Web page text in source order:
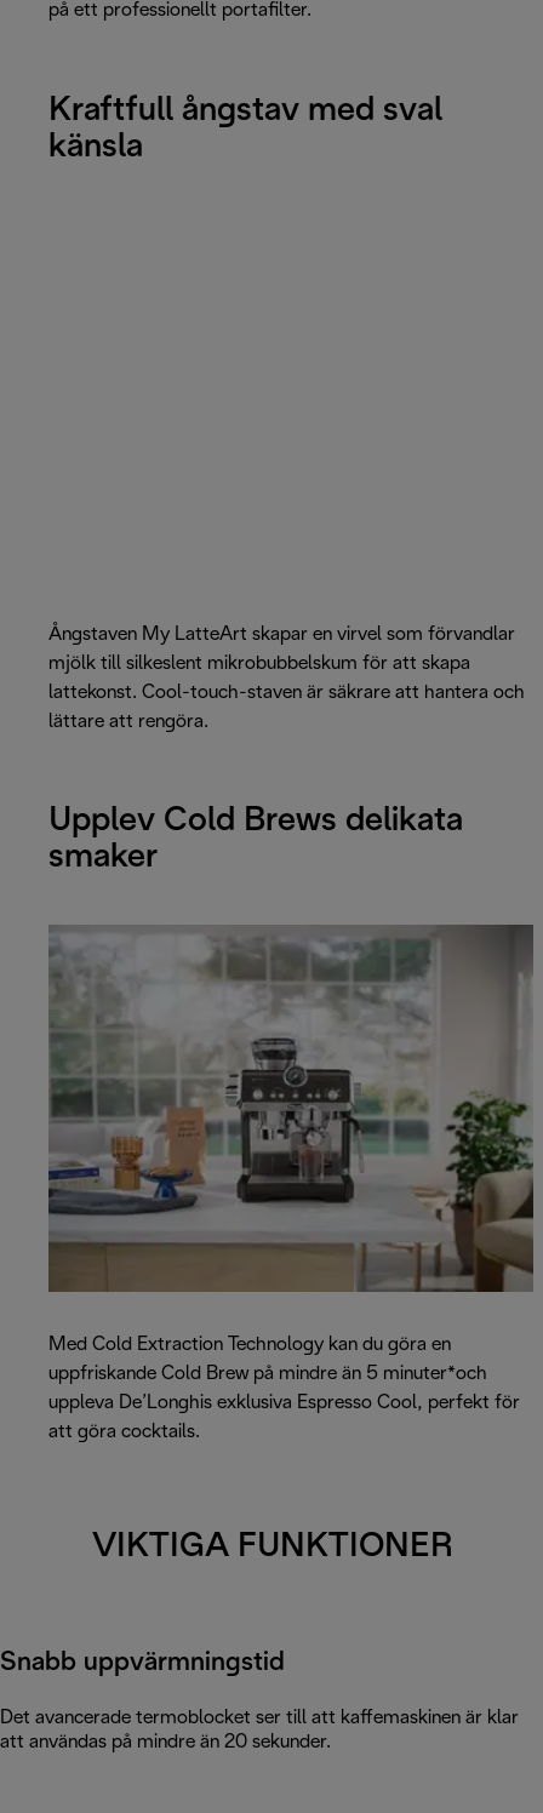
på ett professionellt portafilter.
Kraftfull ångstav med sval
känsla
Ångstaven My LatteArt skapar en virvel som förvandlar
mjölk till silkeslent mikrobubbelskum för att skapa
lattekonst. Cool-touch-staven är säkrare att hantera och
lättare att rengöra.
Upplev Cold Brews delikata
smaker
Med Cold Extraction Technology kan du göra en
uppfriskande Cold Brew på mindre än 5 minuter*och
uppleva De’Longhis exklusiva Espresso Cool, perfekt för
att göra cocktails.
VIKTIGA FUNKTIONER
Snabb uppvärmningstid
Det avancerade termoblocket ser till att kaffemaskinen är klar
att användas på mindre än 20 sekunder.